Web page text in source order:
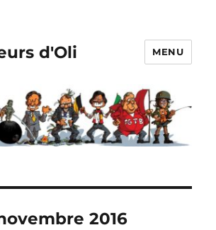
d'Oli MENU
2016